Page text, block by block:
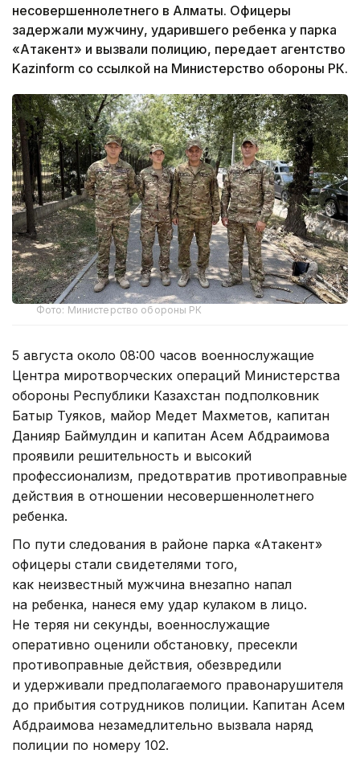
несовершеннолетнего в Алматы. Офицеры
задержали мужчину, ударившего ребенка у парка
«Атакент» и вызвали полицию, передает агентство
Kazinform со ссылкой на Министерство обороны РК.
Фото: Министерство обороны РК
5 августа около 08:00 часов военнослужащие
Центра миротворческих операций Министерства
обороны Республики Казахстан подполковник
Батыр Туяков, майор Медет Махметов, капитан
Данияр Баймулдин и капитан Асем Абдраимова
проявили решительность и высокий
профессионализм, предотвратив противоправные
действия в отношении несовершеннолетнего
ребенка.
По пути следования в районе парка «Атакент»
офицеры стали свидетелями того,
как неизвестный мужчина внезапно напал
на ребенка, нанеся ему удар кулаком в лицо.
Не теряя ни секунды, военнослужащие
оперативно оценили обстановку, пресекли
противоправные действия, обезвредили
и удерживали предполагаемого правонарушителя
до прибытия сотрудников полиции. Капитан Асем
Абдраимова незамедлительно вызвала наряд
полиции по номеру 102.